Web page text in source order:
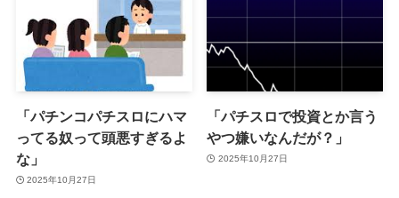
「パチンコパチスロにハマ
ってる奴って頭悪すぎるよ
な」
2025年10月27日
「パチスロで投資とか言う
やつ嫌いなんだが？」
2025年10月27日